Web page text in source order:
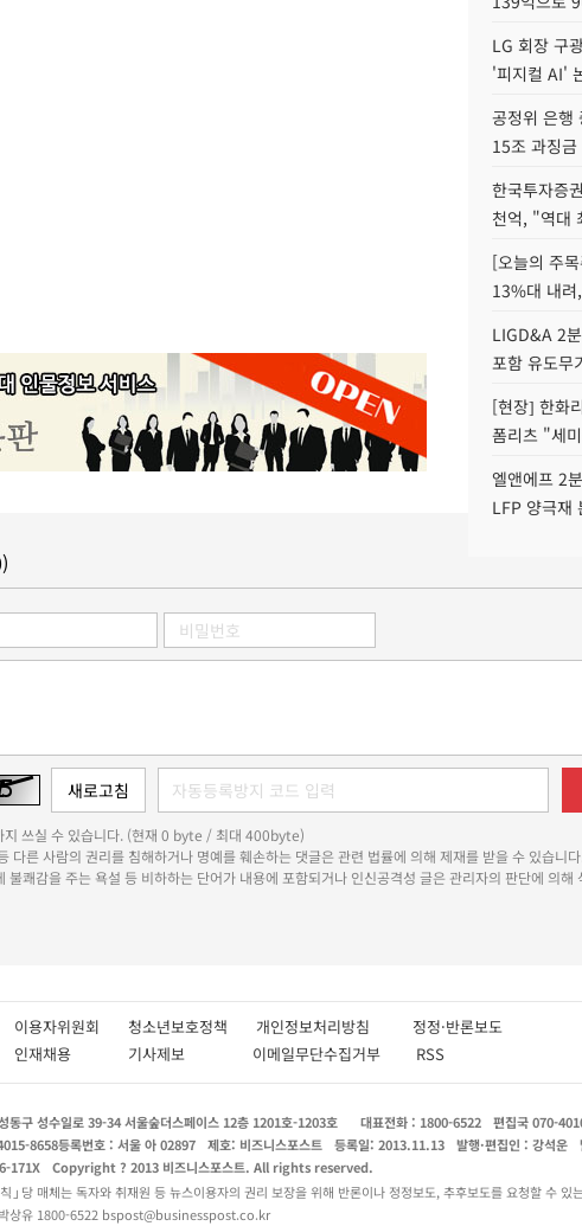
LG 회장 구
'피지컬 AI'
공정위 은행
15조 과징금
한국투자증
천억, "역대
[오늘의 주
13%대 내려
LIGD&A 2
포함 유도무
[현장] 한화
폼리츠 "세
엘앤에프 2
LFP 양극재
지 쓰실 수 있습니다. (현재 0 byte / 최대 400byte)
다른 사람의 권리를 침해하거나 명예를 훼손하는 댓글은 관련 법률에 의해 제재를 받을 수 있습니다.
불쾌감을 주는 욕설 등 비하하는 단어가 내용에 포함되거나 인신공격성 글은 관리자의 판단에 의해
이용자위원회 청소년보호정책 개인정보처리방침 정정·반론보도
인재채용 기사제보 이메일무단수집거부 RSS
동구 성수일로 39-34 서울숲더스페이스 12층 1201호-1203호 대표전화 : 1800-6522 편집국 070-
8658등록번호 : 서울 아 02897 제호: 비즈니스포스트 등록일: 2013.11.13 발행·편집인 : 강석운
171X
Copyright ? 2013 비즈니스포스트. All rights reserved.
당 매체는 독자와 취재원 등 뉴스이용자의 권리 보장을 위해 반론이나 정정보도, 추후보도를 요청할 수 있
상유 1800-6522 bspost@businesspost.co.kr